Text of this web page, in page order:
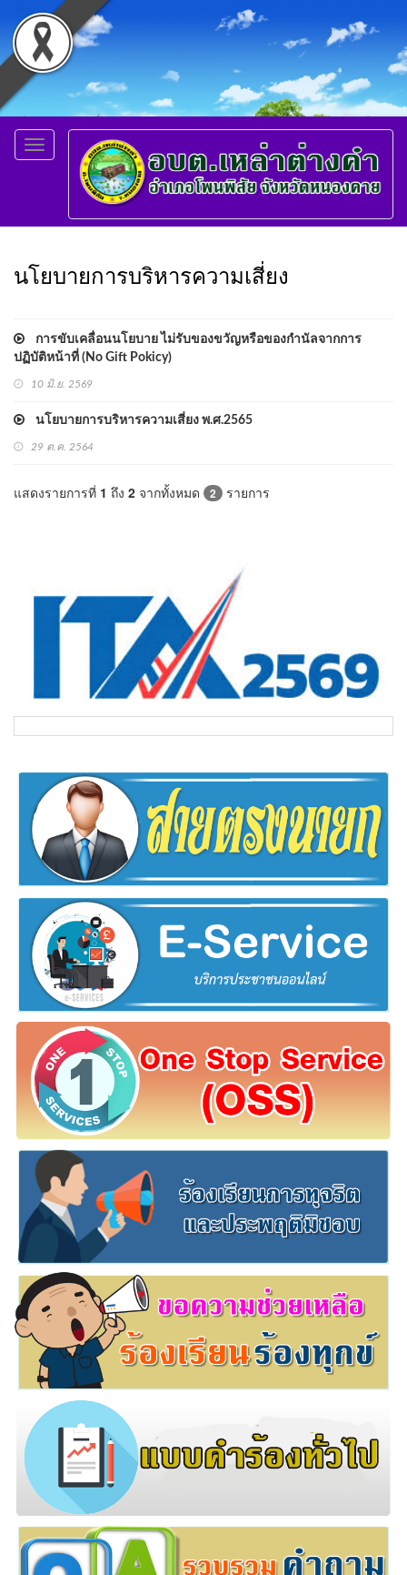
Toggle
navigation
นโยบายการบริหารความเสี่ยง
การขับเคลื่อนนโยบาย ไม่รับของขวัญหรือของกำนัลจากการ
ปฏิบัติหน้าที่ (No Gift Pokicy)
10 มิ.ย. 2569
นโยบายการบริหารความเสี่ยง พ.ศ.2565
29 ต.ค. 2564
แสดงรายการที่ 1 ถึง 2 จากทั้งหมด 2 รายการ